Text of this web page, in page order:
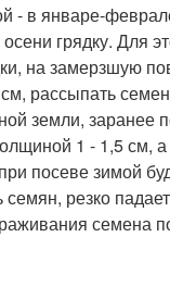
- в январе-
грядку. Для
на замерзшую
рассыпать
земли, заранее
1 - 1,5 см, а
посеве зимой
резко
семена